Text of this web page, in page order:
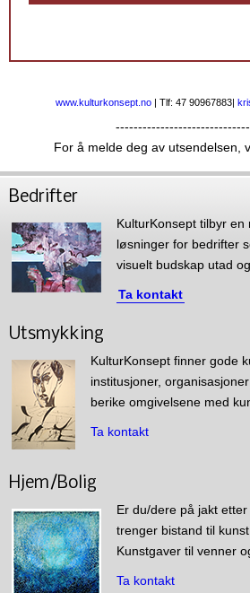
www.kulturkonsept.no | Tlf: 47 90967883|
For å melde deg av utsendelsen,
Bedrifter
KulturKonsept tilbyr
løsninger for bedrifter
visuelt budskap utad
Ta kontakt
Utsmykking
KulturKonsept finner gode
institusjoner,
berike omgivelsene med
Ta kontakt
Hjem/Bolig
Er du/dere på jakt
trenger bistand til
Kunstgaver til venner
Ta kontakt